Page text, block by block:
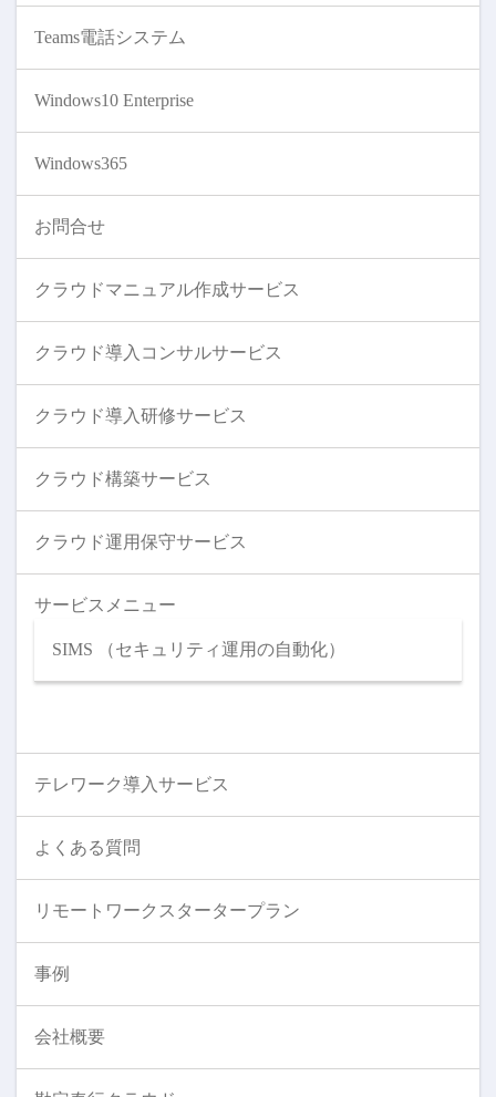
Teams電話システム
Windows10 Enterprise
Windows365
お問合せ
クラウドマニュアル作成サービス
クラウド導入コンサルサービス
クラウド導入研修サービス
クラウド構築サービス
クラウド運用保守サービス
サービスメニュー
SIMS （セキュリティ運用の自動化）
テレワーク導入サービス
よくある質問
リモートワークスタータープラン
事例
会社概要